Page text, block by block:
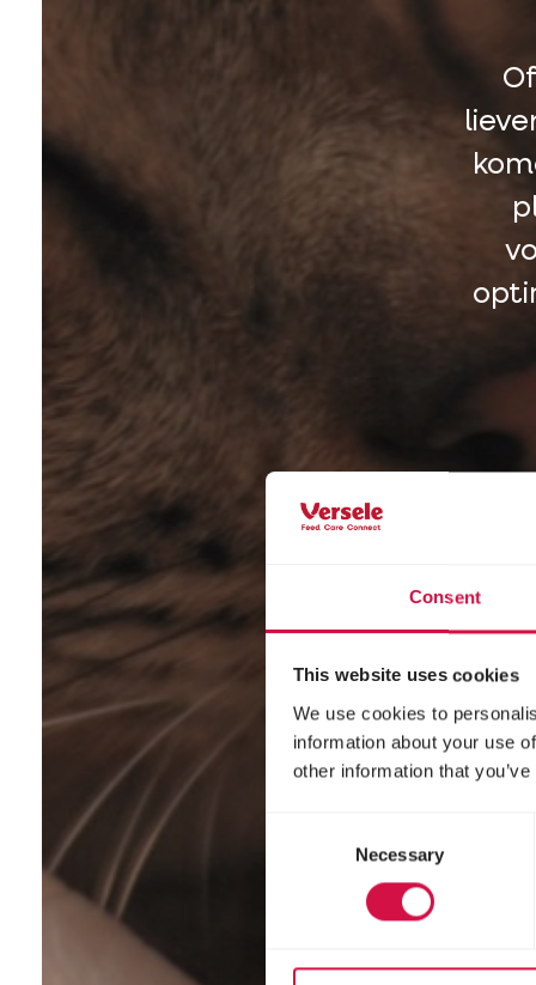
Consent
This website uses cookies
We use cookies to
information about your use
other information that
Necessary